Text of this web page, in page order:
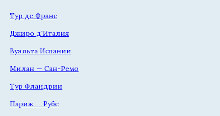
Тур де Франс
Джиро д'Италия
Вуэльта Испании
Милан — Сан-Ремо
Тур Фландрии
Париж — Рубе